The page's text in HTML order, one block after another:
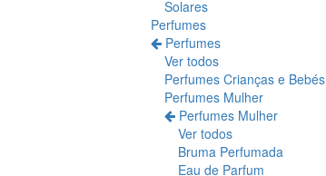
Solares
Perfumes
Perfumes
Ver todos
Perfumes Crianças e Bebés
Perfumes Mulher
Perfumes Mulher
Ver todos
Bruma Perfumada
Eau de Parfum